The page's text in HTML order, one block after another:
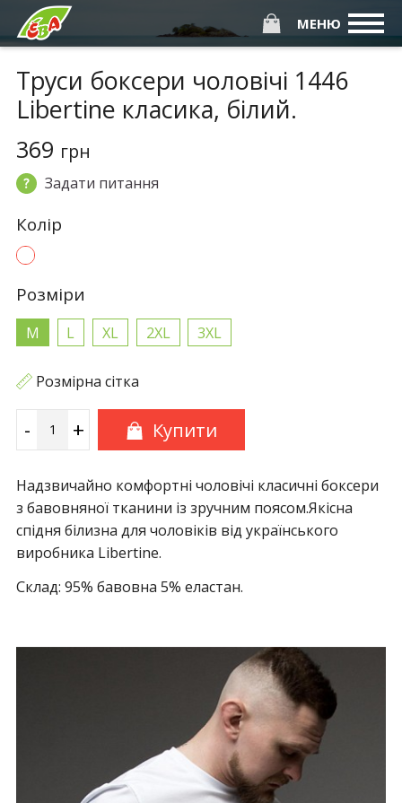
МЕНЮ
Труси боксери чоловічі 1446
Libertine класика, білий.
369 грн
Задати питання
Колiр
Розмiри
M L XL 2XL 3XL
Розмірна сітка
- + Купити
Надзвичайно комфортні чоловічі класичні боксери
з бавовняної тканини із зручним поясом.Якісна
спідня білизна для чоловіків від українського
виробника Libertine.
Склад: 95% бавовна 5% еластан.